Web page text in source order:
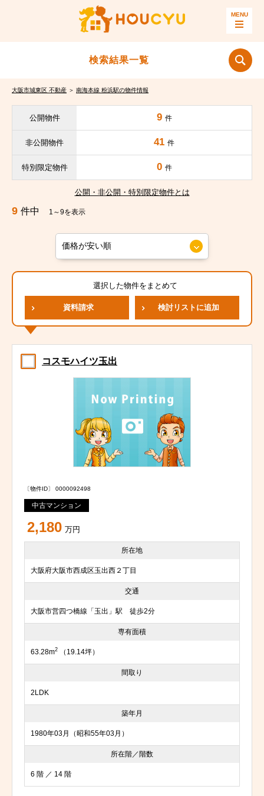
検索結果一覧
大阪市城東区 不動産 ＞ 南海本線 粉浜駅の物件情報
公開物件 9 件
非公開物件 41 件
特別限定物件 0 件
公開・非公開・特別限定物件とは
9 件中 1～9を表示
選択した物件をまとめて
資料請求 検討リストに追加
コスモハイツ玉出
〔物件ID〕 0000092498
中古マンション
2,180 万円
所在地
大阪府大阪市西成区玉出西２丁目
交通
大阪市営四つ橋線「玉出」駅 徒歩2分
専有面積
63.28m2 （19.14坪）
間取り
2LDK
築年月
1980年03月（昭和55年03月）
所在階／階数
6 階 ／ 14 階